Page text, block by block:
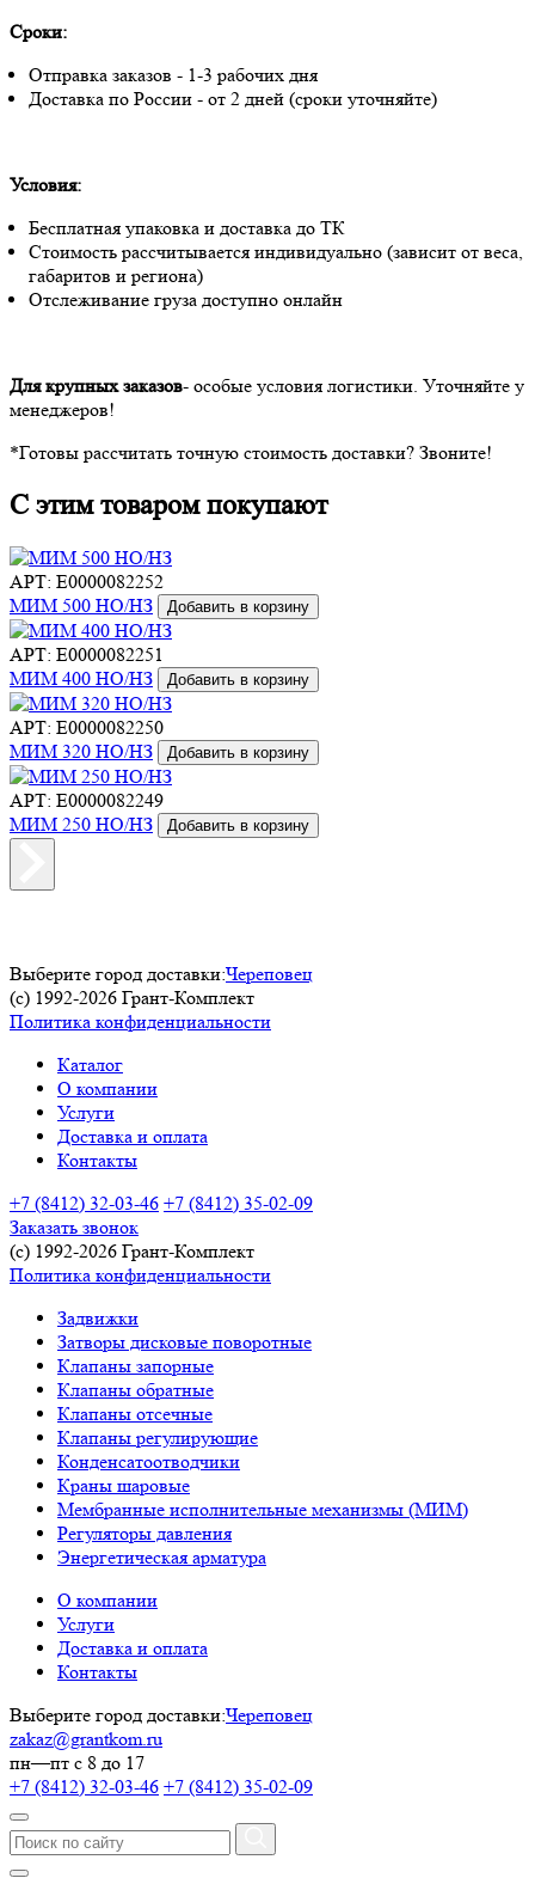
Сроки:
Отправка заказов - 1-3 рабочих дня
Доставка по России - от 2 дней (сроки уточняйте)
Условия:
Бесплатная упаковка и доставка до ТК
Стоимость рассчитывается индивидуально (зависит от веса,
габаритов и региона)
Отслеживание груза доступно онлайн
Для крупных заказов- особые условия логистики. Уточняйте у
менеджеров!
*Готовы рассчитать точную стоимость доставки? Звоните!
С этим товаром покупают
АРТ: E0000082252
МИМ 500 НО/НЗ
Добавить в корзину
АРТ: E0000082251
МИМ 400 НО/НЗ
Добавить в корзину
АРТ: E0000082250
МИМ 320 НО/НЗ
Добавить в корзину
АРТ: E0000082249
МИМ 250 НО/НЗ
Добавить в корзину
Выберите город доставки:Череповец
(c) 1992-2026 Грант-Комплект
Политика конфиденциальности
Каталог
О компании
Услуги
Доставка и оплата
Контакты
+7 (8412) 32-03-46 +7 (8412) 35-02-09
Заказать звонок
(c) 1992-2026 Грант-Комплект
Политика конфиденциальности
Задвижки
Затворы дисковые поворотные
Клапаны запорные
Клапаны обратные
Клапаны отсечные
Клапаны регулирующие
Конденсатоотводчики
Краны шаровые
Мембранные исполнительные механизмы (МИМ)
Регуляторы давления
Энергетическая арматура
О компании
Услуги
Доставка и оплата
Контакты
Выберите город доставки:Череповец
zakaz@grantkom.ru
пн—пт с 8 до 17
+7 (8412) 32-03-46 +7 (8412) 35-02-09